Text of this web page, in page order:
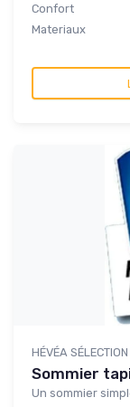
Confort
Materiaux
HÉVÉA SÉLECTION
Sommier
Un sommier